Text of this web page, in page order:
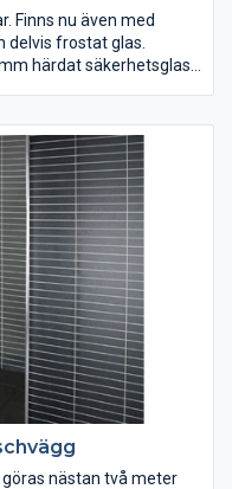
Finns nu även med
delvis frostat glas.
härdat säkerhetsglas,
nästan två meter